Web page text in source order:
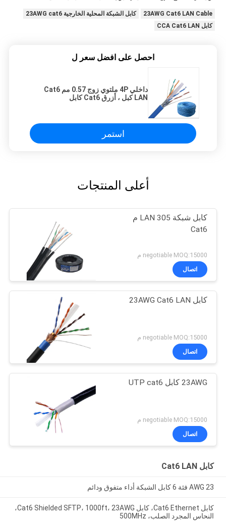
23AWG Cat6 LAN Cable
كابل الشبكة المحلية الخارجية 23AWG cat6
كابل CCA Cat6 LAN
احصل على افضل سعر ل
داخلي 4P ملتوي زوج 0.57 مم Cat6
LAN كبل ، أزرق Cat6 كابل
استمر
أعلى المنتجات
كابل شبكة LAN 305 م
Cat6
negotiable MOQ:15000 م
اتصال
كابل 23AWG Cat6 LAN
negotiable MOQ:15000 م
اتصال
23AWG كابل UTP cat6
negotiable MOQ:15000 م
اتصال
كابل Cat6 LAN
23 AWG فئة 6 كابل الشبكة أداء متفوق ودائم
كابل Cat6 Ethernet، كابل Cat6 Shielded SFTP، 1000ft، 23AWG،
النحاس المجرد الصلب، 500MHz